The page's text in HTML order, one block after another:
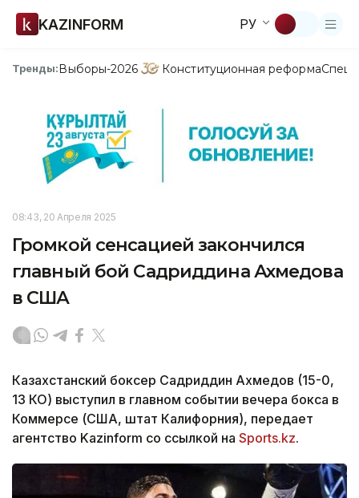
KAZINFORM РУ
Тренды:Выборы-2026 Конституционная реформа
08:43, 20 Апреля 2025
Громкой сенсацией закончился
главный бой Садриддина Ахмедова
в США
Казахстанский боксер Садриддин Ахмедов (15-0,
13 КО) выступил в главном событии вечера бокса в
Коммерсе (США, штат Калифорния), передает
агентство Kazinform со ссылкой на Sports.kz.